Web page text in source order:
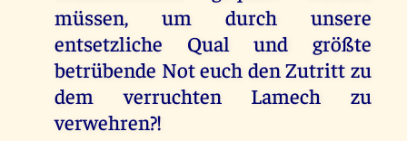
müssen, um durch unsere
entsetzliche Qual und größte
betrübende Not euch den Zutritt zu
dem verruchten Lamech zu
verwehren?!